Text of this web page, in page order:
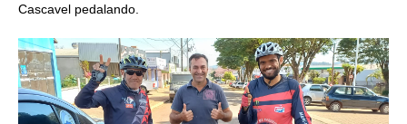
Cascavel pedalando.